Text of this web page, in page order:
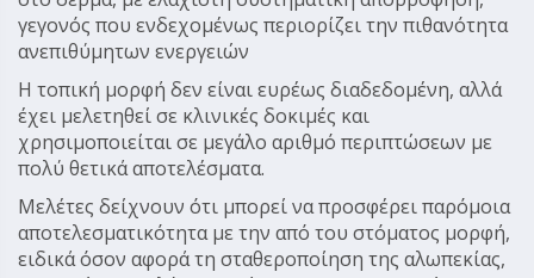
γεγονός που ενδεχομένως περιορίζει την πιθανότητα
ανεπιθύμητων ενεργειών
Η τοπική μορφή δεν είναι ευρέως διαδεδομένη, αλλά
έχει μελετηθεί σε κλινικές δοκιμές και
χρησιμοποιείται σε μεγάλο αριθμό περιπτώσεων με
πολύ θετικά αποτελέσματα.
Μελέτες δείχνουν ότι μπορεί να προσφέρει παρόμοια
αποτελεσματικότητα με την από του στόματος μορφή,
ειδικά όσον αφορά τη σταθεροποίηση της αλωπεκίας,